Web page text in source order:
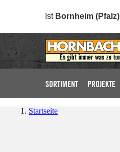
Ist Bornheim (Pfalz)
SORTIMENT PROJEKTE
Startseite